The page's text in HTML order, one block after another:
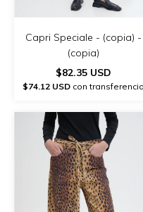
Capri Speciale - (copia) -
(copia)
$82.35 USD
$74.12 USD con transferencia